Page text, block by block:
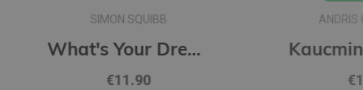
ANDRIS GRĪNBERGS